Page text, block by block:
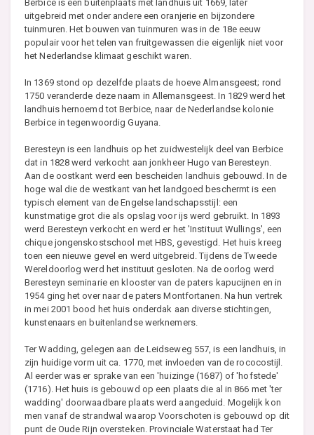
Berbice is een buitenplaats met landhuis uit 1669, later
uitgebreid met onder andere een oranjerie en bijzondere
tuinmuren. Het bouwen van tuinmuren was in de 18e eeuw
populair voor het telen van fruitgewassen die eigenlijk niet voor
het Nederlandse klimaat geschikt waren.
In 1369 stond op dezelfde plaats de hoeve Almansgeest; rond
1750 veranderde deze naam in Allemansgeest. In 1829 werd het
landhuis hernoemd tot Berbice, naar de Nederlandse kolonie
Berbice in tegenwoordig Guyana.
Beresteyn is een landhuis op het zuidwestelijk deel van Berbice
dat in 1828 werd verkocht aan jonkheer Hugo van Beresteyn.
Aan de oostkant werd een bescheiden landhuis gebouwd. In de
hoge wal die de westkant van het landgoed beschermt is een
typisch element van de Engelse landschapsstijl: een
kunstmatige grot die als opslag voor ijs werd gebruikt. In 1893
werd Beresteyn verkocht en werd er het 'Instituut Wullings', een
chique jongenskostschool met HBS, gevestigd. Het huis kreeg
toen een nieuwe gevel en werd uitgebreid. Tijdens de Tweede
Wereldoorlog werd het instituut gesloten. Na de oorlog werd
Beresteyn seminarie en klooster van de paters kapucijnen en in
1954 ging het over naar de paters Montfortanen. Na hun vertrek
in mei 2001 bood het huis onderdak aan diverse stichtingen,
kunstenaars en buitenlandse werknemers.
Ter Wadding, gelegen aan de Leidseweg 557, is een landhuis, in
zijn huidige vorm uit ca. 1770, met invloeden van de rococostijl.
Al eerder was er sprake van een 'huizinge (1687) of 'hofstede'
(1716). Het huis is gebouwd op een plaats die al in 866 met 'ter
wadding' doorwaadbare plaats werd aangeduid. Mogelijk kon
men vanaf de strandwal waarop Voorschoten is gebouwd op dit
punt de Oude Rijn oversteken. Provinciale Waterstaat had Ter